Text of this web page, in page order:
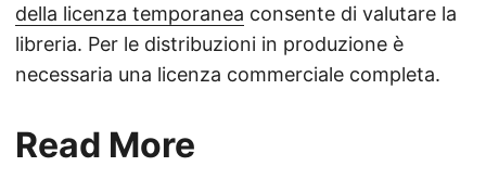
della licenza temporanea consente di valutare la
libreria. Per le distribuzioni in produzione è
necessaria una licenza commerciale completa.
Read More